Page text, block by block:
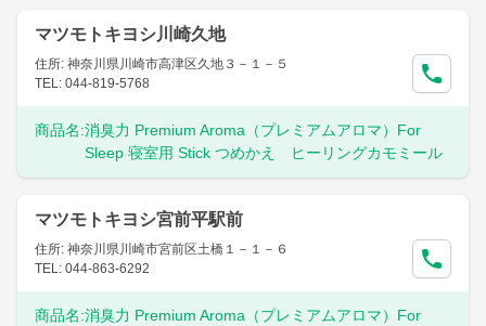
マツモトキヨシ川崎久地
住所: 神奈川県川崎市高津区久地３－１－５
TEL: 044-819-5768
商品名:消臭力 Premium Aroma（プレミアムアロマ）For
Sleep 寝室用 Stick つめかえ ヒーリングカモミール
マツモトキヨシ宮前平駅前
住所: 神奈川県川崎市宮前区土橋１－１－６
TEL: 044-863-6292
商品名:消臭力 Premium Aroma（プレミアムアロマ）For